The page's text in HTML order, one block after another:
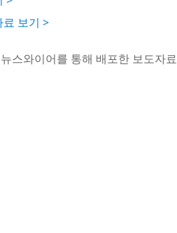
보기 >
뉴스와이어를 통해 배포한 보도자